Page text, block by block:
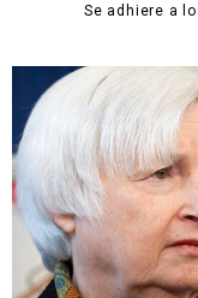
Se adhiere a